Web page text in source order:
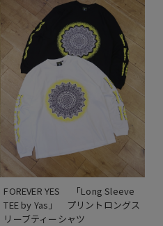
FOREVER YES 　「Long Sleeve
TEE by Yas」　プリントロングス
リーブティーシャツ